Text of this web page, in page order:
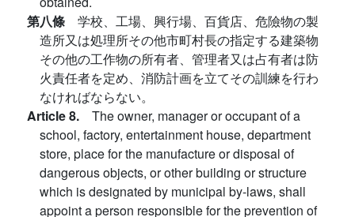
第八條 学校、工場、興行場、百貨店、危險物の製
造所又は処理所その他市町村長の指定する建築物
その他の工作物の所有者、管理者又は占有者は防
火責任者を定め、消防計画を立てその訓練を行わ
なければならない。
Article 8. The owner, manager or occupant of a
school, factory, entertainment house, department
store, place for the manufacture or disposal of
dangerous objects, or other building or structure
which is designated by municipal by-laws, shall
appoint a person responsible for the prevention of